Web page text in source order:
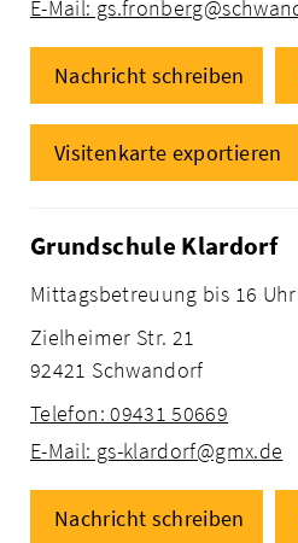
E-Mail:
Nachricht schreiben
Visitenkarte exportieren
Grundschule Klardorf
Mittagsbetreuung bis 16 Uhr
Zielheimer Str. 21
92421 Schwandorf
Telefon: 09431 50669
E-Mail: gs-klardorf@gmx.de
Nachricht schreiben